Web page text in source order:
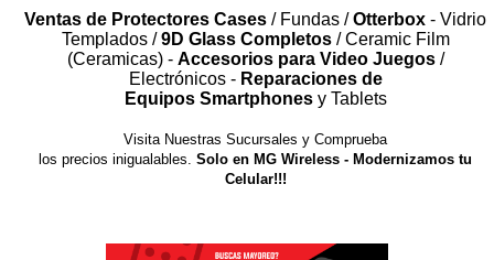
⤷ Accesorios
Ventas de Protectores Cases / Fundas /Otterbox - Vidrio
Templados /9D Glass Completos/ Ceramic Film
(Ceramicas) - Accesorios para Video Juegos/
Electrónicos - Reparaciones de
Equipos Smartphonesy Tablets
Visita Nuestras Sucursales y Comprueba
los precios inigualables. Solo en MG Wireless - Modernizamos tu
Celular!!!